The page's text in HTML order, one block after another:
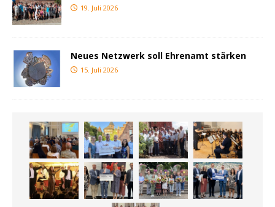
19. Juli 2026
Neues Netzwerk soll Ehrenamt stärken
15. Juli 2026